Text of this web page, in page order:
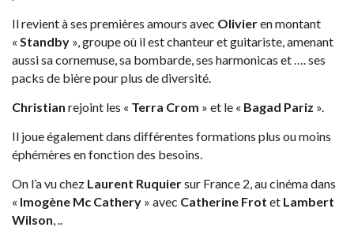
Il revient à ses premières amours avec Olivieren montant
« Standby », groupe où il est chanteur et guitariste, amenant
aussi sa cornemuse, sa bombarde, ses harmonicas et ….ses
packs de bière pour plus de diversité.
Christian rejoint les « Terra Crom » et le « Bagad Pariz ».
Il joue également dans différentes formations plus ou moins
éphémères en fonction des besoins.
On l’a vu chez Laurent Ruquiersur France 2, au cinéma dans
« Imogène Mc Cathery » avec Catherine Frot et Lambert
Wilson, ..